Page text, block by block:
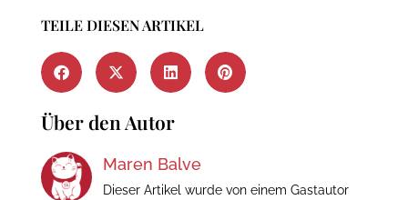
TEILE DIESEN ARTIKEL
Über den Autor
Maren Balve
Dieser Artikel wurde von einem Gastautor